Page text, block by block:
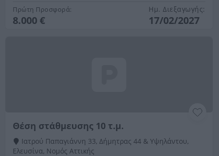
Πρώτη Προσφορά:
8.000 €
Ημ. Διεξαγωγής:
17/02/2027
Θέση στάθμευσης 10 τ.μ.
Ιατρού Παπαγιάννη 33, Δήμητρας 44 & Υψηλάντου,
Ελευσίνα, Νομός Αττικής